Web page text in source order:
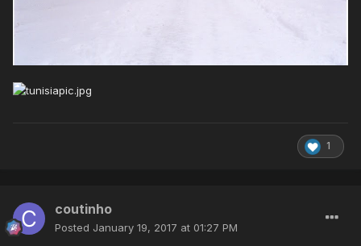
1
coutinho
Posted January 19, 2017 at 01:27 PM